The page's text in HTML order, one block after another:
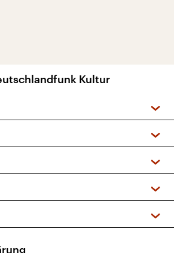
Kultur
Podcasts
Kinderprogramm
+ DAB+)